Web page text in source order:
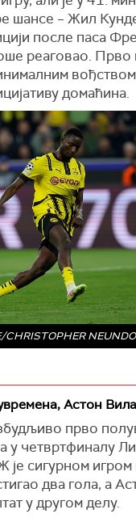
шансе – Жил
после паса
реаговао.
домаћина.
Астон
прво
у четвртфиналу
сигурном игром
два гола, а
у другом делу.